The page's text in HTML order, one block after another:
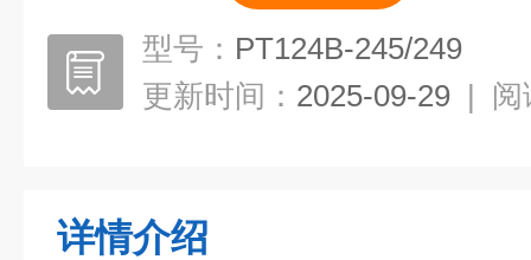
型号： PT124B-245/249
更新时间： 2025-09-29 | 阅
详情介绍